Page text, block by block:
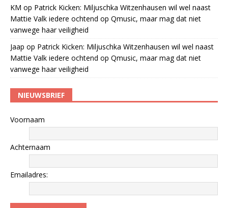
KM op Patrick Kicken: Miljuschka Witzenhausen wil wel naast
Mattie Valk iedere ochtend op Qmusic, maar mag dat niet
vanwege haar veiligheid
Jaap op Patrick Kicken: Miljuschka Witzenhausen wil wel naast
Mattie Valk iedere ochtend op Qmusic, maar mag dat niet
vanwege haar veiligheid
NIEUWSBRIEF
Voornaam
Achternaam
Emailadres: